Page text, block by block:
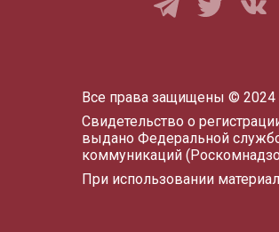
Все права защищены ©
Свидетельство о
выдано Федеральной
коммуникаций
При использовании